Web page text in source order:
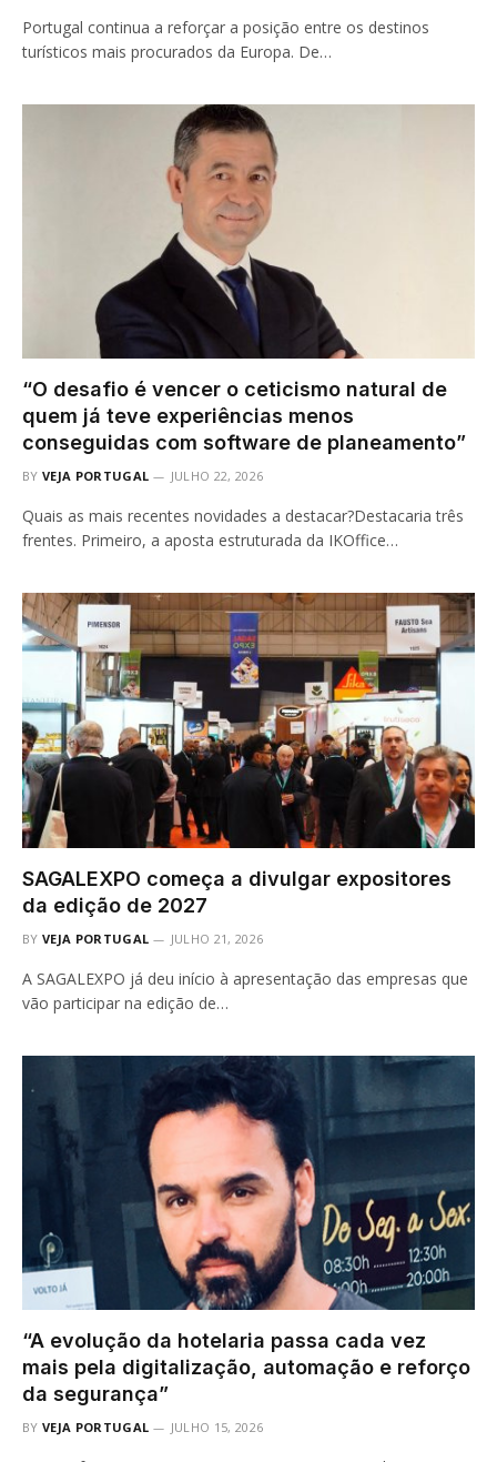
Portugal continua a reforçar a posição entre os destinos
turísticos mais procurados da Europa. De…
“O desafio é vencer o ceticismo natural de
quem já teve experiências menos
conseguidas com software de planeamento”
BY VEJA PORTUGAL JULHO 22, 2026
Quais as mais recentes novidades a destacar?Destacaria três
frentes. Primeiro, a aposta estruturada da IKOffice…
SAGALEXPO começa a divulgar expositores
da edição de 2027
BY VEJA PORTUGAL JULHO 21, 2026
A SAGALEXPO já deu início à apresentação das empresas que
vão participar na edição de…
“A evolução da hotelaria passa cada vez
mais pela digitalização, automação e reforço
da segurança”
BY VEJA PORTUGAL JULHO 15, 2026